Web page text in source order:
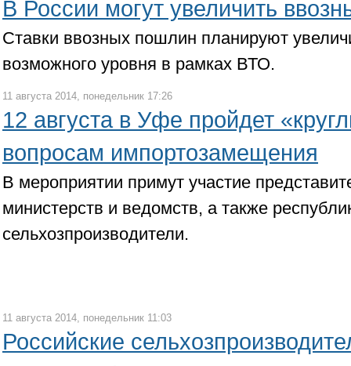
В России могут увеличить
Ставки ввозных пошлин планируют
возможного уровня в рамках ВТО.
11 августа 2014, понедельник 17:26
12 августа в Уфе пройдет
вопросам импортозамещения
В мероприятии примут участие
министерств и ведомств, а также
сельхозпроизводители.
11 августа 2014, понедельник 11:03
Российские